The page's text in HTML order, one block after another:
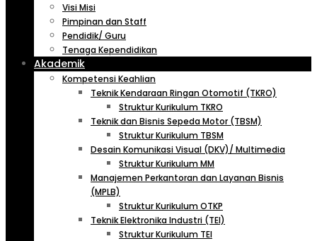
Visi Misi
Pimpinan dan Staff
Pendidik/ Guru
Tenaga Kependidikan
Akademik
Kompetensi Keahlian
Teknik Kendaraan Ringan Otomotif (TKRO)
Struktur Kurikulum TKRO
Teknik dan Bisnis Sepeda Motor (TBSM)
Struktur Kurikulum TBSM
Desain Komunikasi Visual (DKV)/ Multimedia
Struktur Kurikulum MM
Manajemen Perkantoran dan Layanan Bisnis
(MPLB)
Struktur Kurikulum OTKP
Teknik Elektronika Industri (TEI)
Struktur Kurikulum TEI